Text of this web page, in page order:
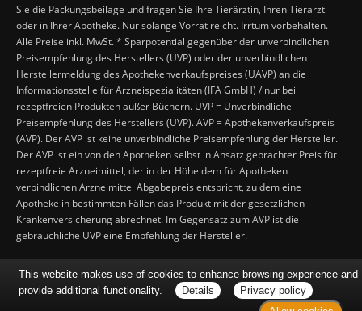
Sie die Packungsbeilage und fragen Sie Ihre Tierärztin, Ihren Tierarzt
oder in Ihrer Apotheke. Nur solange Vorrat reicht. Irrtum vorbehalten.
Alle Preise inkl. MwSt. * Sparpotential gegenüber der unverbindlichen
Preisempfehlung des Herstellers (UVP) oder der unverbindlichen
Herstellermeldung des Apothekenverkaufspreises (UAVP) an die
Informationsstelle für Arzneispezialitäten (IFA GmbH) / nur bei
rezeptfreien Produkten außer Büchern. UVP = Unverbindliche
Preisempfehlung des Herstellers (UVP). AVP = Apothekenverkaufspreis
(AVP). Der AVP ist keine unverbindliche Preisempfehlung der Hersteller.
Der AVP ist ein von den Apotheken selbst in Ansatz gebrachter Preis für
rezeptfreie Arzneimittel, der in der Höhe dem für Apotheken
verbindlichen Arzneimittel Abgabepreis entspricht, zu dem eine
Apotheke in bestimmten Fällen das Produkt mit der gesetzlichen
Krankenversicherung abrechnet. Im Gegensatz zum AVP ist die
gebräuchliche UVP eine Empfehlung der Hersteller.
This website makes use of cookies to enhance browsing experience and
provide additional functionality.
Details
Privacy policy